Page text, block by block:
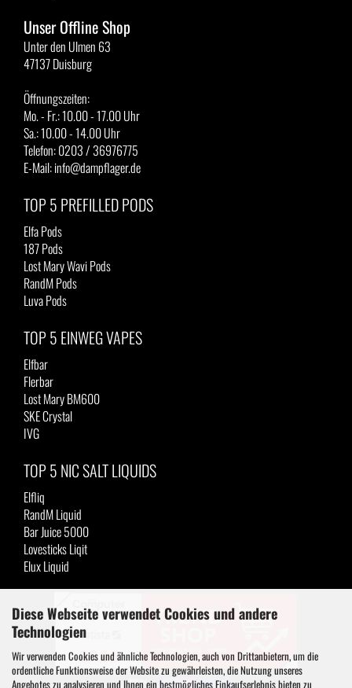
Diese Webseite verwendet Cookies und andere
Technologien
Wir verwenden Cookies und ähnliche Technologien, auch von Drittanbietern, um die
ordentliche Funktionsweise der Website zu gewährleisten, die Nutzung unseres
Angebotes zu analysieren und Ihnen ein bestmögliches Einkaufserlebnis bieten zu
Unser Offline Shop
Unter den Ulmen 63
47137 Duisburg
Öffnungszeiten:
Mo. - Fr.: 10.00 - 17.00 Uhr
Sa.: 10.00 - 14.00 Uhr
Telefon: 0203 / 36976775
E-Mail: info@dampflager.de
TOP 5 PREFILLED PODS
Elfa Pods
187 Pods
Lost Mary Wavi Pods
RandM Pods
Luva Pods
TOP 5 EINWEG VAPES
Elfbar
Flerbar
Lost Mary BM600
SKE Crystal
IVG
TOP 5 NIC SALT LIQUIDS
Elfliq
RandM Liquid
Bar Juice 5000
Lovesticks Liqit
Elux Liquid